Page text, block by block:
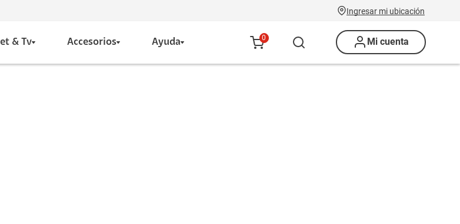
Ingresar mi ubicación
& Tv Accesorios Ayuda 0 Mi cuenta